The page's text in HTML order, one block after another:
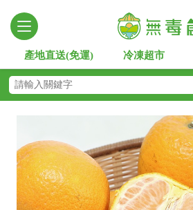
產地直送(免運) 冷凍超市